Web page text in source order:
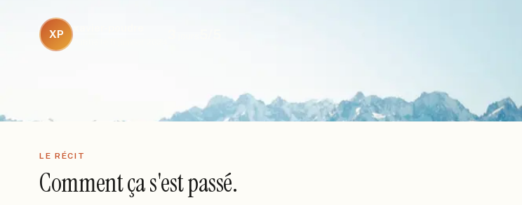
XP
LE RÉCIT
Comment ça s'est passé.